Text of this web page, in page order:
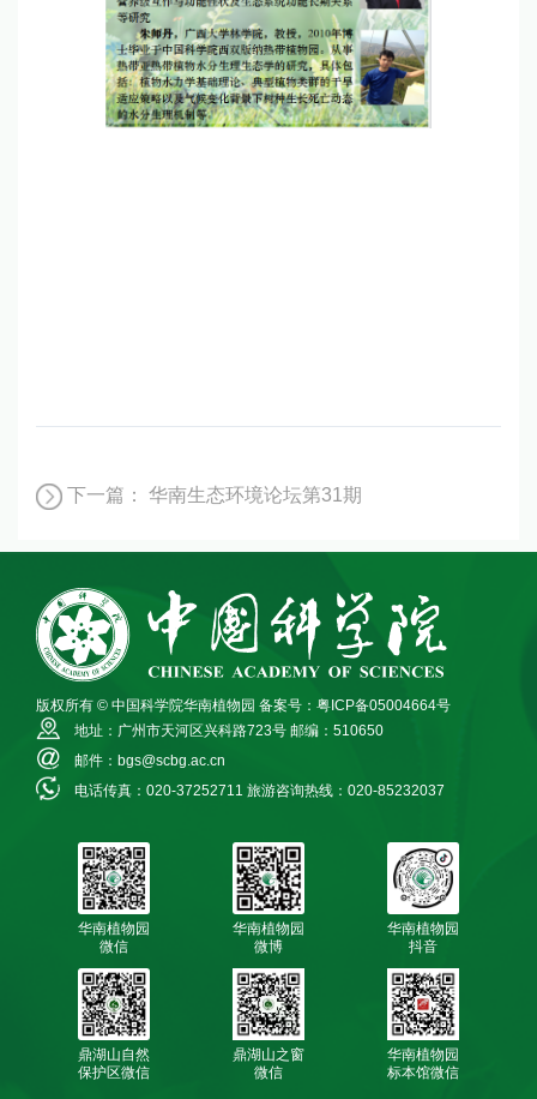
下一篇： 华南生态环境论坛第31期
版权所有 © 中国科学院华南植物园 备案号：粤ICP备05004664号
地址：广州市天河区兴科路723号 邮编：510650
邮件：bgs@scbg.ac.cn
电话传真：020-37252711 旅游咨询热线：020-85232037
华南植物园
微信
华南植物园
微博
华南植物园
抖音
鼎湖山自然
保护区微信
鼎湖山之窗
微信
华南植物园
标本馆微信